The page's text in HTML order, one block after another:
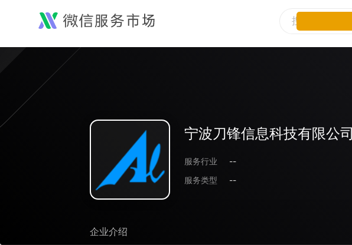
宁波刀锋信息科技有限公司
服务行业
--
服务类型
--
企业介绍